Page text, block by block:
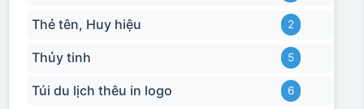
Thẻ tên, Huy hiệu 2
Thủy tinh 5
Túi du lịch thêu in logo 6